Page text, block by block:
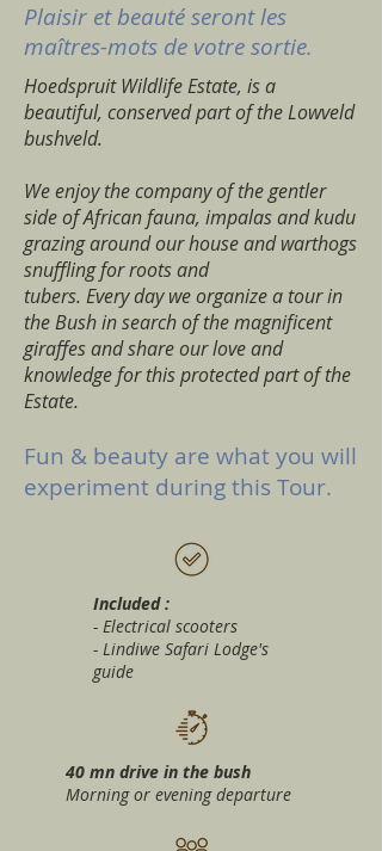
Plaisir et beauté seront les
maîtres-mots de votre sortie.
Hoedspruit Wildlife Estate, is a
beautiful, conserved part of the Lowveld
bushveld.
We enjoy the company of the gentler
side of African fauna, impalas and kudu
grazing around our house and warthogs
snuffling for roots and
tubers. Every day we organize a tour in
the Bush in search of the magnificent
giraffes and share our love and
knowledge for this protected part of the
Estate.
Fun & beauty are what you will
experiment during this Tour.
Included :
- Electrical scooters
- Lindiwe Safari Lodge's
guide
40 mn drive in the bush
Morning or evening departure